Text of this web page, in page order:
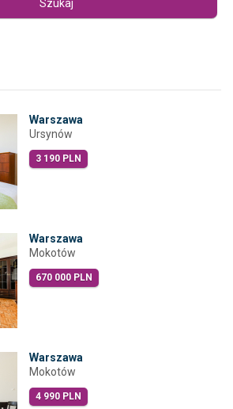
Warszawa
Ursynów
3 190 PLN
Warszawa
Mokotów
670 000 PLN
Warszawa
Mokotów
4 990 PLN